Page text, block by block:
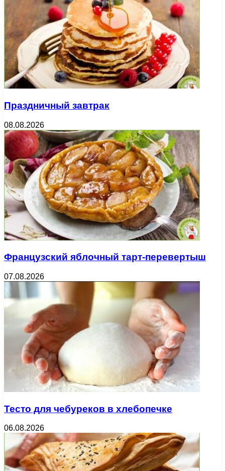
Праздничный завтрак
08.08.2026
Французский яблочный тарт-перевертыш
07.08.2026
Тесто для чебуреков в хлебопечке
06.08.2026